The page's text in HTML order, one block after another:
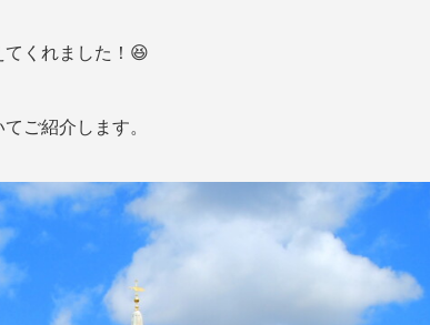
くれました！😆
ご紹介します。